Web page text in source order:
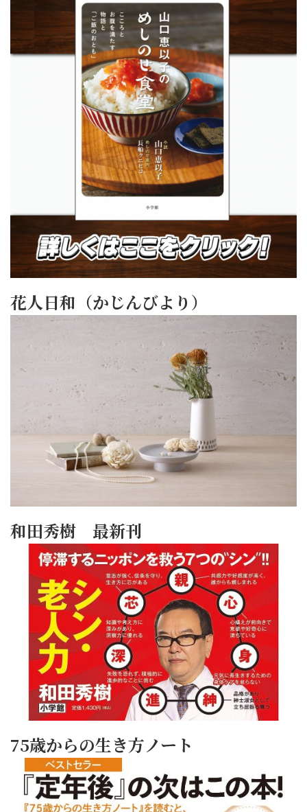
花人日和（かじんびより）
和田秀樹 最新刊
75歳からの生き方ノート